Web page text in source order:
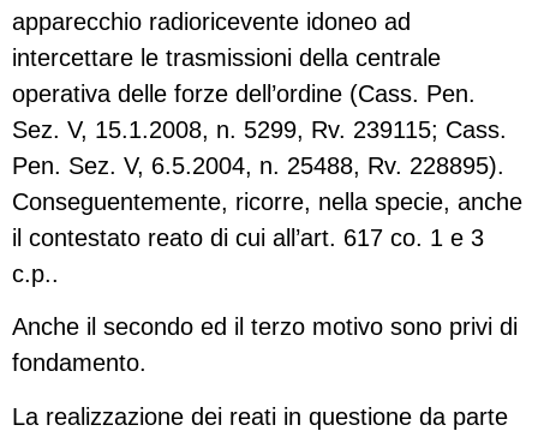
apparecchio radioricevente idoneo ad
intercettare le trasmissioni della centrale
operativa delle forze dell’ordine (Cass. Pen.
Sez. V, 15.1.2008, n. 5299, Rv. 239115; Cass.
Pen. Sez. V, 6.5.2004, n. 25488, Rv. 228895).
Conseguentemente, ricorre, nella specie, anche
il contestato reato di cui all’art. 617 co. 1 e 3
c.p..
Anche il secondo ed il terzo motivo sono privi di
fondamento.
La realizzazione dei reati in questione da parte